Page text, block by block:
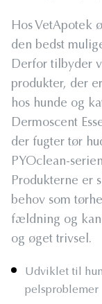
Hos VetApotek
den bedst
Derfor tilbyder
produkter, der
hos hunde og
Dermoscent
der fugter tør
PYOclean-
Produkterne er
behov som
fældning og kan
og øget trivsel.
Udviklet til
pelsproblemer